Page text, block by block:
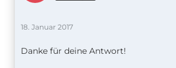
18. Januar 2017
Danke für deine Antwort!